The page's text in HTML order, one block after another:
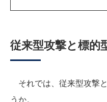
従来型攻撃と標的
それでは、従来型攻撃
うか。